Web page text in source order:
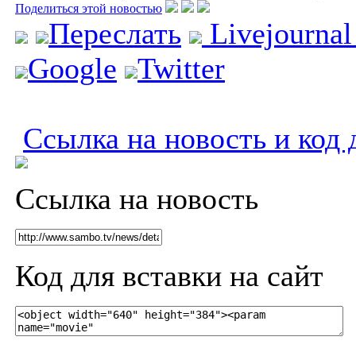
Поделиться этой новостью
Переслать
Google
Twitter
Ссылка на новость и код
Ссылка на новость
Код для вставки на сайт